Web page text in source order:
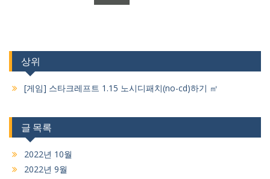
상위
[게임] 스타크레프트 1.15 노시디패치(no-cd)하기 ㎡
글 목록
2022년 10월
2022년 9월